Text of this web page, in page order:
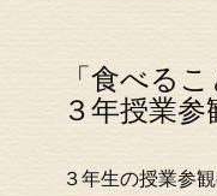
「食べる
３年授業
３年生の授業参